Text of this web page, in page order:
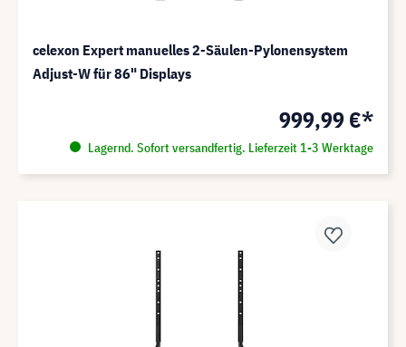
celexon Expert manuelles 2-Säulen-Pylonensystem
Adjust-W für 86" Displays
999,99 €*
Lagernd. Sofort versandfertig. Lieferzeit 1-3 Werktage